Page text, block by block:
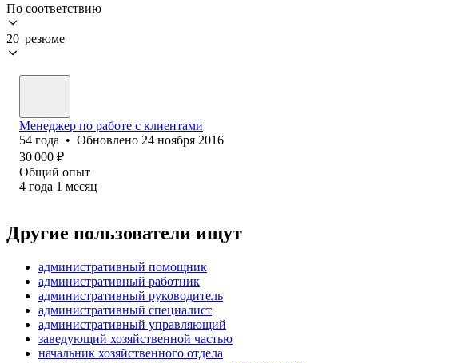
По соответствию
20 резюме
Менеджер по работе с клиентами
54 года • Обновлено 24 ноября 2016
30 000 ₽
Общий опыт
4 года 1 месяц
Другие пользователи ищут
административный помощник
административный работник
административный руководитель
административный специалист
административный управляющий
заведующий хозяйственной частью
начальник хозяйственного отдела